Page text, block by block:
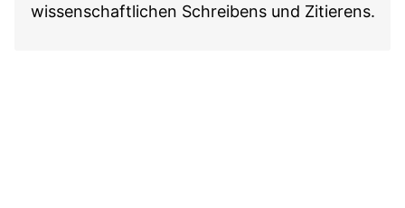
wissenschaftlichen Schreibens und Zitierens.